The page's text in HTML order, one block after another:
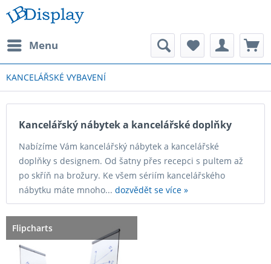
Menu
KANCELÁŘSKÉ VYBAVENÍ
Kancelářský nábytek a kancelářské doplňky
Nabízíme Vám kancelářský nábytek a kancelářské
doplňky s designem. Od šatny přes recepci s pultem až
po skříň na brožury. Ke všem sériím kancelářského
nábytku máte mnoho... dozvědět se více »
Flipcharts